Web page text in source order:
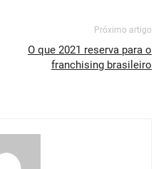
Próximo artigo
O que 2021 reserva para o
franchising brasileiro